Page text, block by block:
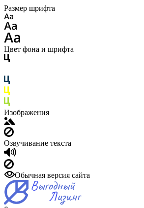
Размер шрифта
Цвет фона и шрифта
Изображения
Озвучивание текста
Обычная версия сайта